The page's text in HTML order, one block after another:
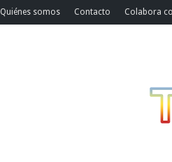
Quiénes somos Contacto Colabora